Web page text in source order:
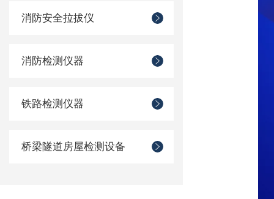
消防安全拉拔仪
消防检测仪器
铁路检测仪器
桥梁隧道房屋检测设备